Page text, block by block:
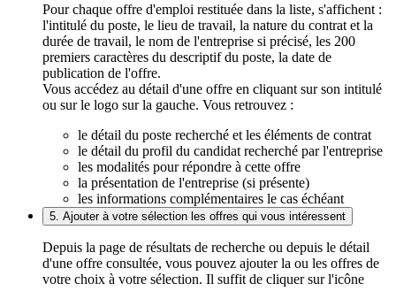
Pour chaque offre d'emploi restituée dans la liste, s'affichent :
l'intitulé du poste, le lieu de travail, la nature du contrat et la
durée de travail, le nom de l'entreprise si précisé, les 200
premiers caractères du descriptif du poste, la date de
publication de l'offre.
Vous accédez au détail d'une offre en cliquant sur son intitulé
ou sur le logo sur la gauche. Vous retrouvez :
le détail du poste recherché et les éléments de contrat
le détail du profil du candidat recherché par l'entreprise
les modalités pour répondre à cette offre
la présentation de l'entreprise (si présente)
les informations complémentaires le cas échéant
5. Ajouter à votre sélection les offres qui vous intéressent
Depuis la page de résultats de recherche ou depuis le détail
d'une offre consultée, vous pouvez ajouter la ou les offres de
votre choix à votre sélection. Il suffit de cliquer sur l'icône